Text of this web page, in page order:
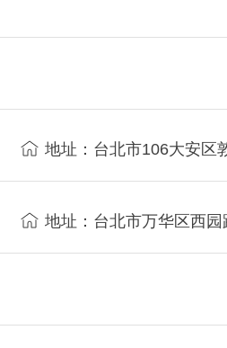
地址：台北市106大安区
地址：台北市万华区西